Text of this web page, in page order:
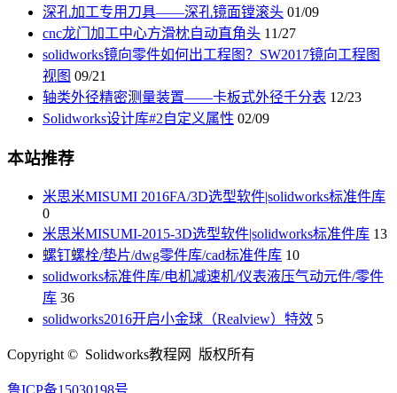
深孔加工专用刀具——深孔镜面镗滚头 01/09
cnc龙门加工中心方滑枕自动直角头 11/27
solidworks镜向零件如何出工程图？SW2017镜向工程图
视图 09/21
轴类外径精密测量装置——卡板式外径千分表 12/23
Solidworks设计库#2自定义属性 02/09
本站推荐
米思米MISUMI 2016FA/3D选型软件|solidworks标准件库
0
米思米MISUMI-2015-3D选型软件|solidworks标准件库 13
螺钉螺栓/垫片/dwg零件库/cad标准件库 10
solidworks标准件库/电机减速机/仪表液压气动元件/零件
库 36
solidworks2016开启小金球（Realview）特效 5
Copyright © Solidworks教程网 版权所有